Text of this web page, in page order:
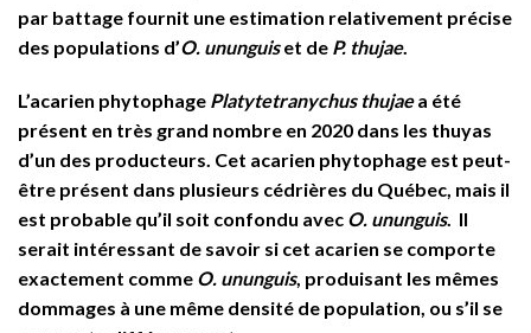
par battage fournit une estimation relativement précise
des populations d’O. ununguiset de P. thujae.
L’acarien phytophage Platytetranychus thujaea été
présent en très grand nombre en 2020 dans les thuyas
d’un des producteurs. Cet acarien phytophage est peut-
être présent dans plusieurs cédrières du Québec, mais il
est probable qu’il soit confondu avec O. ununguis. Il
serait intéressant de savoir si cet acarien se comporte
exactement comme O. ununguis, produisant les mêmes
dommages à une même densité de population, ou s’il se